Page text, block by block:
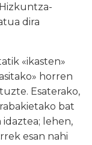
dira
«ikasten»
horren
Esaterako,
bat
lehen,
esan nahi